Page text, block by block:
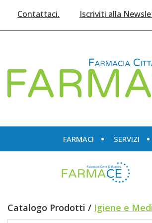
principale
Contattaci. Iscriviti alla
FARMACI SERVIZI
Catalogo Prodotti / Igiene e